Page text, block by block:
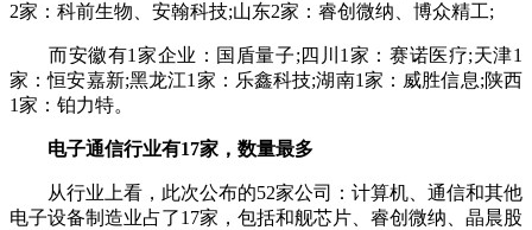
2家：科前生物、安翰科技;山东2家：睿创微纳、博众精工;
而安徽有1家企业：国盾量子;四川1家：赛诺医疗;天津1
家：恒安嘉新;黑龙江1家：乐鑫科技;湖南1家：威胜信息;陕西
1家：铂力特。
电子通信行业有17家，数量最多
从行业上看，此次公布的52家公司：计算机、通信和其他
电子设备制造业占了17家，包括和舰芯片、睿创微纳、晶晨股